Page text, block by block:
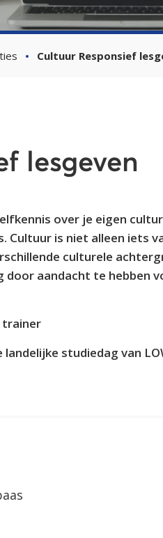
Cultuur Responsief
lesgeven
over je eigen
Cultuur is niet alleen iets
culturele
aandacht te hebben
trainer
studiedag van